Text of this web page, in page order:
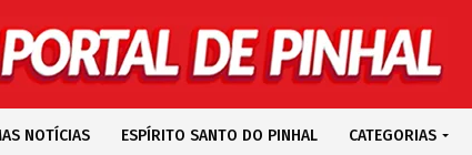
NOTÍCIAS ESPÍRITO SANTO DO PINHAL CATEGORIAS